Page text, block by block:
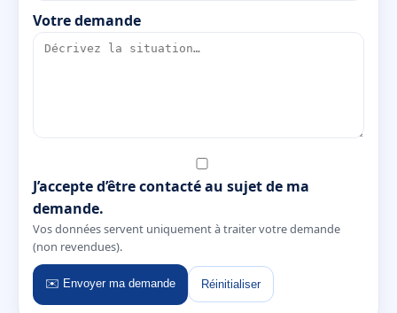
Votre demande
J’accepte d’être contacté au sujet de ma
demande.
Vos données servent uniquement à traiter votre demande
(non revendues).
✉️ Envoyer ma demande Réinitialiser